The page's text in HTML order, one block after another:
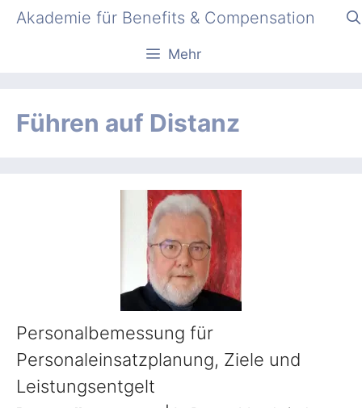
ZumAkademie für Benefits & Compensation
Mehr
Führen auf Distanz
Personalbemessung für
Personaleinsatzplanung, Ziele und
Leistungsentgelt